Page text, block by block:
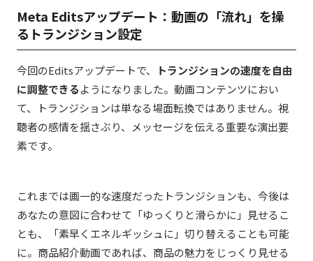
Meta Editsアップデート：動画の「流れ」を操
るトランジション設定
今回のEditsアップデートで、
トランジションの速度を自由
に調整できるようになりました。動画コンテンツにおい
て、トランジションは単なる場面転換ではありません。視
聴者の感情を揺さぶり、メッセージを伝える重要な演出要
素です。
これまでは画一的な速度だったトランジションも、今後は
あなたの意図に合わせて「ゆっくりと滑らかに」見せるこ
とも、「素早くエネルギッシュに」切り替えることも可能
に。商品紹介動画であれば、商品の魅力をじっくり見せる